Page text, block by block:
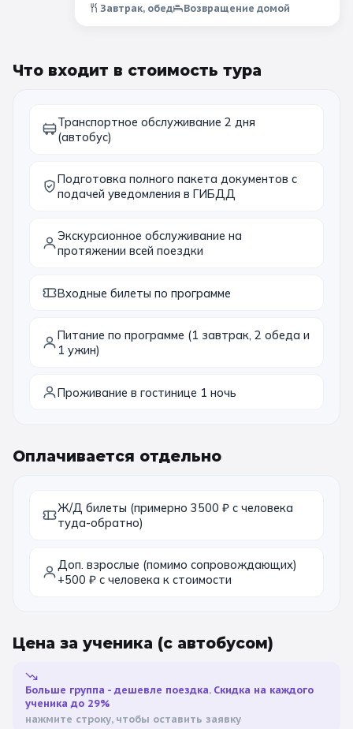
Завтрак, обед Возвращение домой
Что входит в стоимость тура
Транспортное обслуживание 2 дня
(автобус)
Подготовка полного пакета документов с
подачей уведомления в ГИБДД
Экскурсионное обслуживание на
протяжении всей поездки
Входные билеты по программе
Питание по программе (1 завтрак, 2 обеда и
1 ужин)
Проживание в гостинице 1 ночь
Оплачивается отдельно
Ж/Д билеты (примерно 3500 ₽ с человека
туда-обратно)
Доп. взрослые (помимо сопровождающих)
+500 ₽ с человека к стоимости
Цена за ученика (с автобусом)
Больше группа - дешевле поездка. Скидка на каждого
ученика до 29%
нажмите строку, чтобы оставить заявку